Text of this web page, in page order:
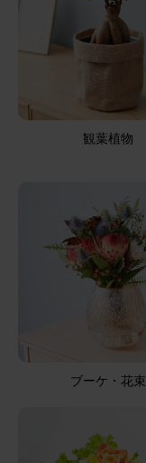
アレンジメント(
ブルーミーユーザーさん
自宅用
ブルーミーユーザーさ
母の日に送った
観葉植物
ブーケ・花束